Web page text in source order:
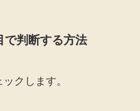
で判断する方法
クします。